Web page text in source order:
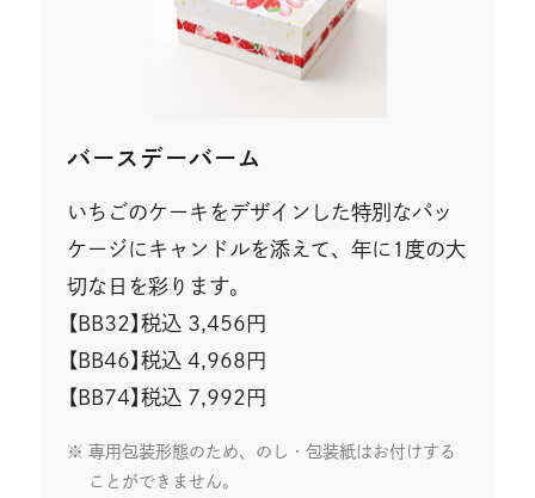
開
ま
バースデーバーム
いちごのケーキをデザインした特別なパッ
ケージにキャンドルを添えて、年に1度の大
切な日を彩ります。
【BB32】税込 3,456円
【BB46】税込 4,968円
【BB74】税込 7,992円
専用包装形態のため、のし・包装紙はお付けする
ことができません。